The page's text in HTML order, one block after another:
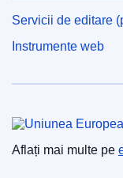
Servicii de editare
Instrumente web
Aflați mai multe pe